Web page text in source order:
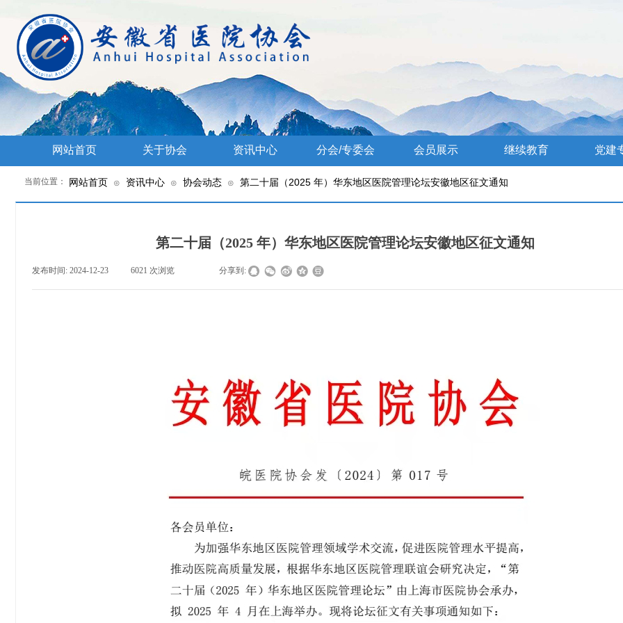
网站首页 关于协会 资讯中心 分会/专委会 会员展示 继续教育 党建
网站首页 ⊙ 资讯中心 ⊙ 协会动态 ⊙ 第二十届（2025 年）华东地区医院管理论坛安徽地区征文通知
当前位置：
第二十届（2025 年）华东地区医院管理论坛安徽地区征文通知
发布时间: 2024-12-23 6021 次浏览 分享到: